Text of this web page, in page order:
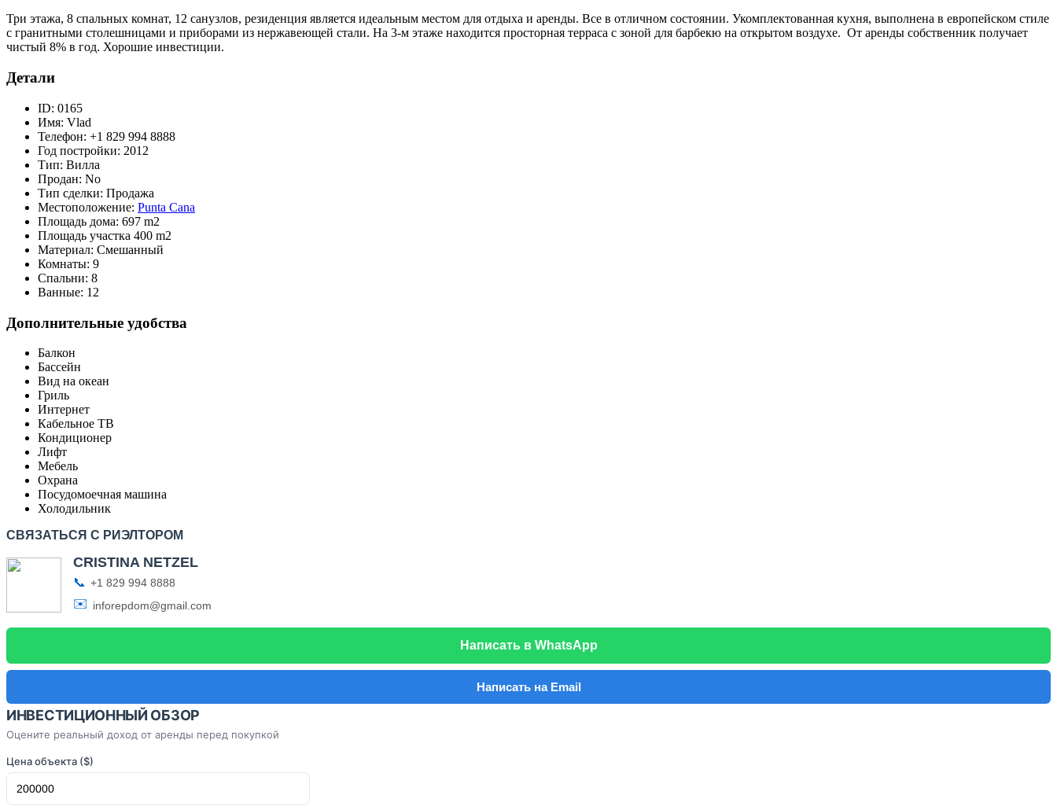
Три этажа, 8 спальных комнат, 12 санузлов, резиденция является идеальным местом для отдыха и аренды. Все в отличном состоянии. Укомплектованная кухня, выполнена в европейском стиле
с гранитными столешницами и приборами из нержавеющей стали. На 3-м этаже находится просторная терраса с зоной для барбекю на открытом воздухе. От аренды собственник получает
чистый 8% в год. Хорошие инвестиции.
Детали
ID: 0165
Имя: Vlad
Телефон: +1 829 994 8888
Год постройки: 2012
Тип: Вилла
Продан: No
Тип сделки: Продажа
Местоположение: Punta Cana
Площадь дома: 697 m2
Площадь участка 400 m2
Материал: Смешанный
Комнаты: 9
Спальни: 8
Ванные: 12
Дополнительные удобства
Балкон
Бассейн
Вид на океан
Гриль
Интернет
Кабельное ТВ
Кондиционер
Лифт
Мебель
Охрана
Посудомоечная машина
Холодильник
СВЯЗАТЬСЯ С РИЭЛТОРОМ
CRISTINA NETZEL
📞 +1 829 994 8888
✉️ inforepdom@gmail.com
Написать в WhatsApp
Написать на Email
ИНВЕСТИЦИОННЫЙ ОБЗОР
Оцените реальный доход от аренды перед покупкой
Цена объекта ($)